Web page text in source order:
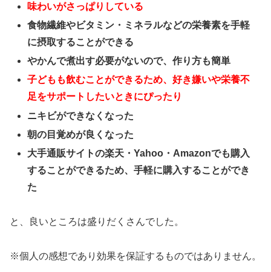
味わいがさっぱりしている
食物繊維やビタミン・ミネラルなどの栄養素を手軽
に摂取することができる
やかんで煮出す必要がないので、作り方も簡単
子どもも飲むことができるため、好き嫌いや栄養不
足をサポートしたいときにぴったり
ニキビができなくなった
朝の目覚めが良くなった
大手通販サイトの楽天・Yahoo・Amazonでも購入
することができるため、手軽に購入することができ
た
と、良いところは盛りだくさんでした。
※個人の感想であり効果を保証するものではありません。